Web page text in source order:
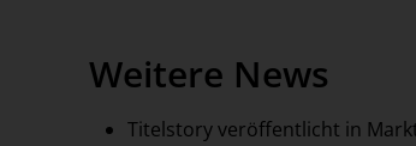
Weitere News
Titelstory veröffentlicht in